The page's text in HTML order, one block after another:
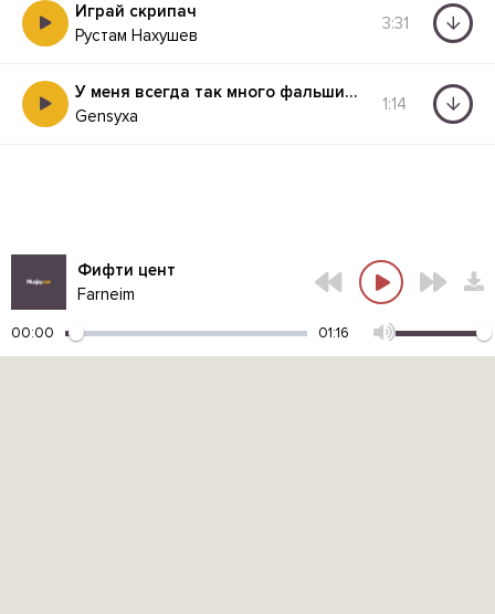
Играй скрипач
Рустам Нахушев
3:31
У меня всегда так много фальшива
Gensyxa
1:14
Фифти цент
Farneim
00:00 01:16